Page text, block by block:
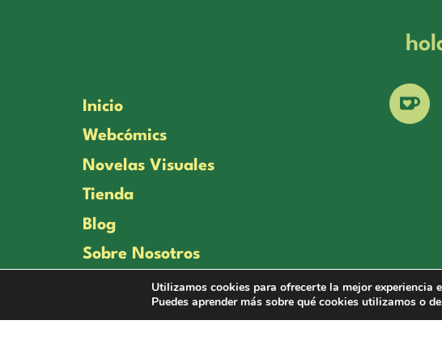
Inicio
Webcómics
Novelas Visuales
Tienda
Blog
Sobre Nosotros
Utilizamos cookies para ofrecerte la mejor experiencia
Puedes aprender más sobre qué cookies utilizamos o